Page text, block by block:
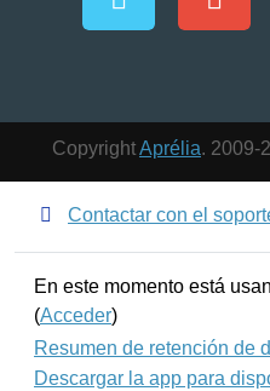
CopyrightAprélia. 2009-
Contactar con el
En este momento está
(Acceder)
Resumen de retención de
Descargar la app para